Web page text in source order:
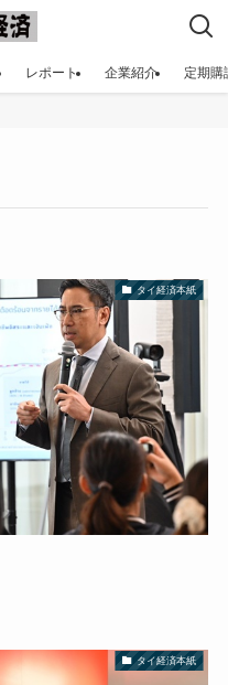
レポート 企業紹介 定期購
タイ経済本紙
タイ経済本紙